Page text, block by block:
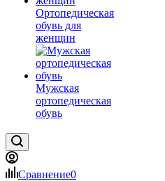
Ортопедическая
обувь для
женщин
Мужская
ортопедическая
обувь
Сравнение0